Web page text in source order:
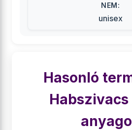
NEM:
unisex
Hasonló